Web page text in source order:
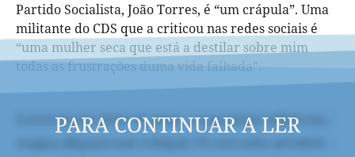
Partido Socialista, João Torres, é “um crápula”. Uma
militante do CDS que a criticou nas redes sociais é
“uma mulher seca que está a destilar sobre mim
todas as frustrações duma vida falhada”.
PARA CONTINUAR A LER